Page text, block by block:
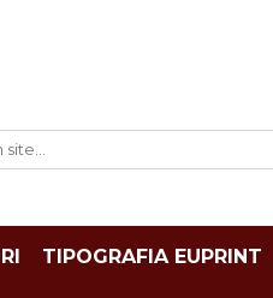
TIPOGRAFIA EUPRINT